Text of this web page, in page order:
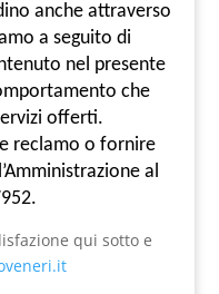
anche attraverso
a seguito di
nel presente
che
offerti.
reclamo o fornire
al
qui sotto e